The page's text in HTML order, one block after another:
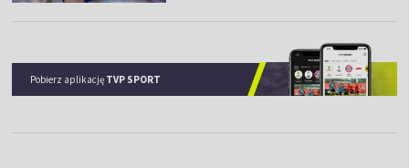
Pobierz aplikację TVP SPORT